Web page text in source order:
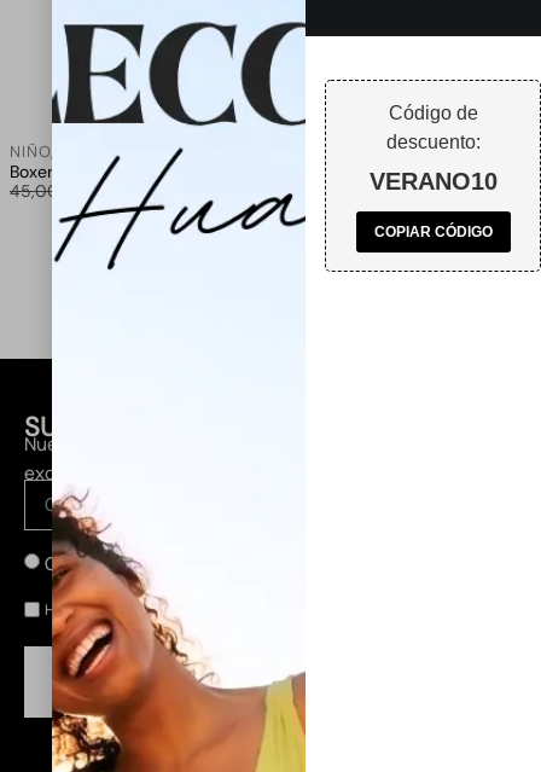
NIÑO,
Boxer infantil Baby Salinetas
45,00
30,00 €
SUSCRÍBETE A NUESTRA NEWSLETTER
Nuevas colecciones, lanzamientos y descuentos
exclusivos en tu email.
Canarias
He leído y acepto la
CONSEGUIR MI DESCUENTO
Código de
descuento:
VERANO10
COPIAR CÓDIGO